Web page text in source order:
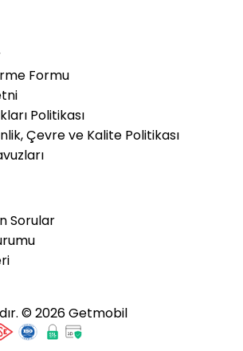
Formu
Politikası
Çevre ve Kalite Politikası
Sorular
©2026Getmobil